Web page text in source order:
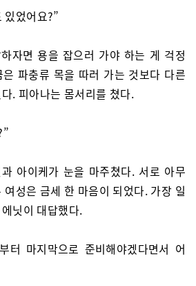
있었어요?”
자면 용을 잡으러 가야 하는 게 걱정
파충류 목을 따러 가는 것보다 다른
. 피아나는 몸서리를 쳤다.
아이케가 눈을 마주쳤다. 서로 아무
성은 금세 한 마음이 되었다. 가장 일
닛이 대답했다.
터 마지막으로 준비해야겠다면서 어